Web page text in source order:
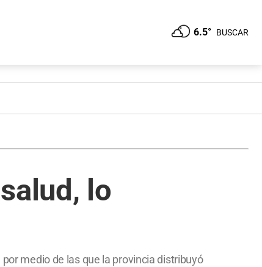
6.5° BUSCAR
lo
medio de las que la provincia distribuyó